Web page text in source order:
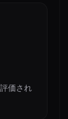
価され